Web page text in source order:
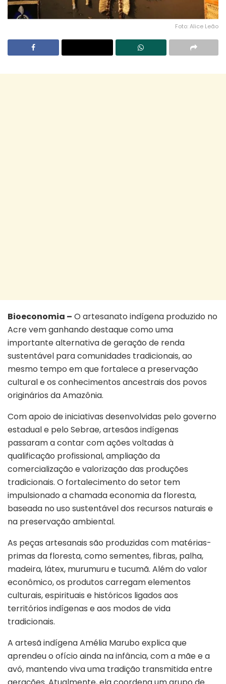
Foto: Alice Leão
Bioeconomia – O artesanato indígena produzido no
Acre vem ganhando destaque como uma
importante alternativa de geração de renda
sustentável para comunidades tradicionais, ao
mesmo tempo em que fortalece a preservação
cultural e os conhecimentos ancestrais dos povos
originários da Amazônia.
Com apoio de iniciativas desenvolvidas pelo governo
estadual e pelo Sebrae, artesãos indígenas
passaram a contar com ações voltadas à
qualificação profissional, ampliação da
comercialização e valorização das produções
tradicionais. O fortalecimento do setor tem
impulsionado a chamada economia da floresta,
baseada no uso sustentável dos recursos naturais e
na preservação ambiental.
As peças artesanais são produzidas com matérias-
primas da floresta, como sementes, fibras, palha,
madeira, látex, murumuru e tucumã. Além do valor
econômico, os produtos carregam elementos
culturais, espirituais e históricos ligados aos
territórios indígenas e aos modos de vida
tradicionais.
A artesã indígena Amélia Marubo explica que
aprendeu o ofício ainda na infância, com a mãe e a
avó, mantendo viva uma tradição transmitida entre